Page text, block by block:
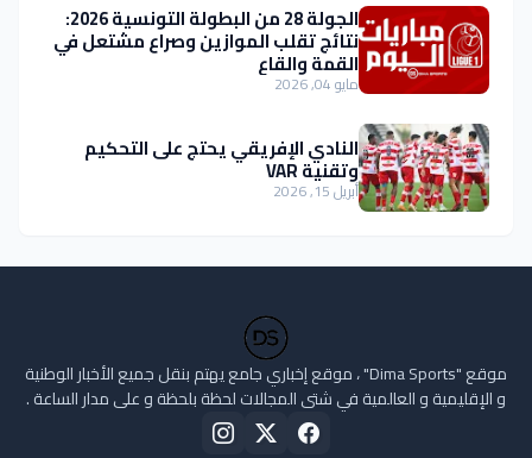
الجولة 28 من البطولة التونسية 2026:
نتائج تقلب الموازين وصراع مشتعل في
القمة والقاع
مايو 04, 2026
النادي الإفريقي يحتج على التحكيم
وتقنية VAR
أبريل 15, 2026
موقع "Dima Sports" ، موقع إخباري جامع يهتم بنقل جميع الأخبار الوطنية
و الإقليمية و العالمية في شتى المجالات لحظة بلحظة و على مدار الساعة .